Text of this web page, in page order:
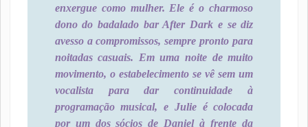
enxergue como mulher. Ele é o charmoso
dono do badalado bar After Dark e se diz
avesso a compromissos, sempre pronto para
noitadas casuais. Em uma noite de muito
movimento, o estabelecimento se vê sem um
vocalista para dar continuidade à
programação musical, e Julie é colocada
por um dos sócios de Daniel à frente da